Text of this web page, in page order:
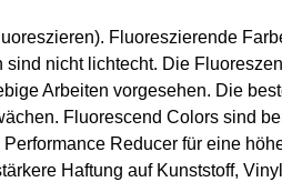
Fluoreszierende
nicht lichtecht. Die
Arbeiten vorgesehen. Die
Fluorescend Colors sind
Reducer für eine
Haftung auf Kunststoff,